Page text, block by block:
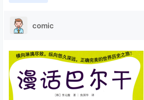
comic